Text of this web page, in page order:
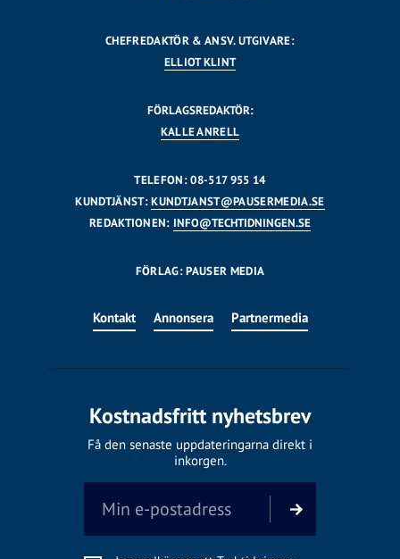
CHEFREDAKTÖR & ANSV. UTGIVARE:
ELLIOT KLINT
FÖRLAGSREDAKTÖR:
KALLE ANRELL
TELEFON: 08-517 955 14
KUNDTJÄNST:KUNDTJANST@PAUSERMEDIA.SE
REDAKTIONEN: INFO@TECHTIDNINGEN.SE
FÖRLAG: PAUSER MEDIA
Kontakt Annonsera Partnermedia
Kostnadsfritt nyhetsbrev
Få den senaste uppdateringarna direkt i
inkorgen.